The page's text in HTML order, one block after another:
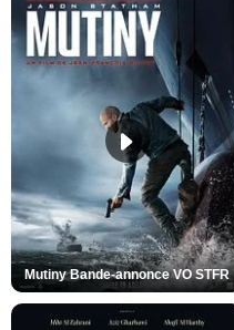
Mutiny Bande-annonce VO STFR